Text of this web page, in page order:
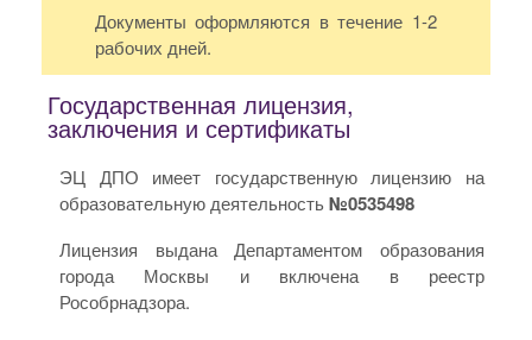
Документы оформляются в течение 1-2
рабочих дней.
Государственная лицензия,
заключения и сертификаты
ЭЦ ДПО имеет государственную лицензию на
образовательную деятельность№0535498
Лицензия выдана Департаментом образования
города Москвы и включена в реестр
Рособрнадзора.